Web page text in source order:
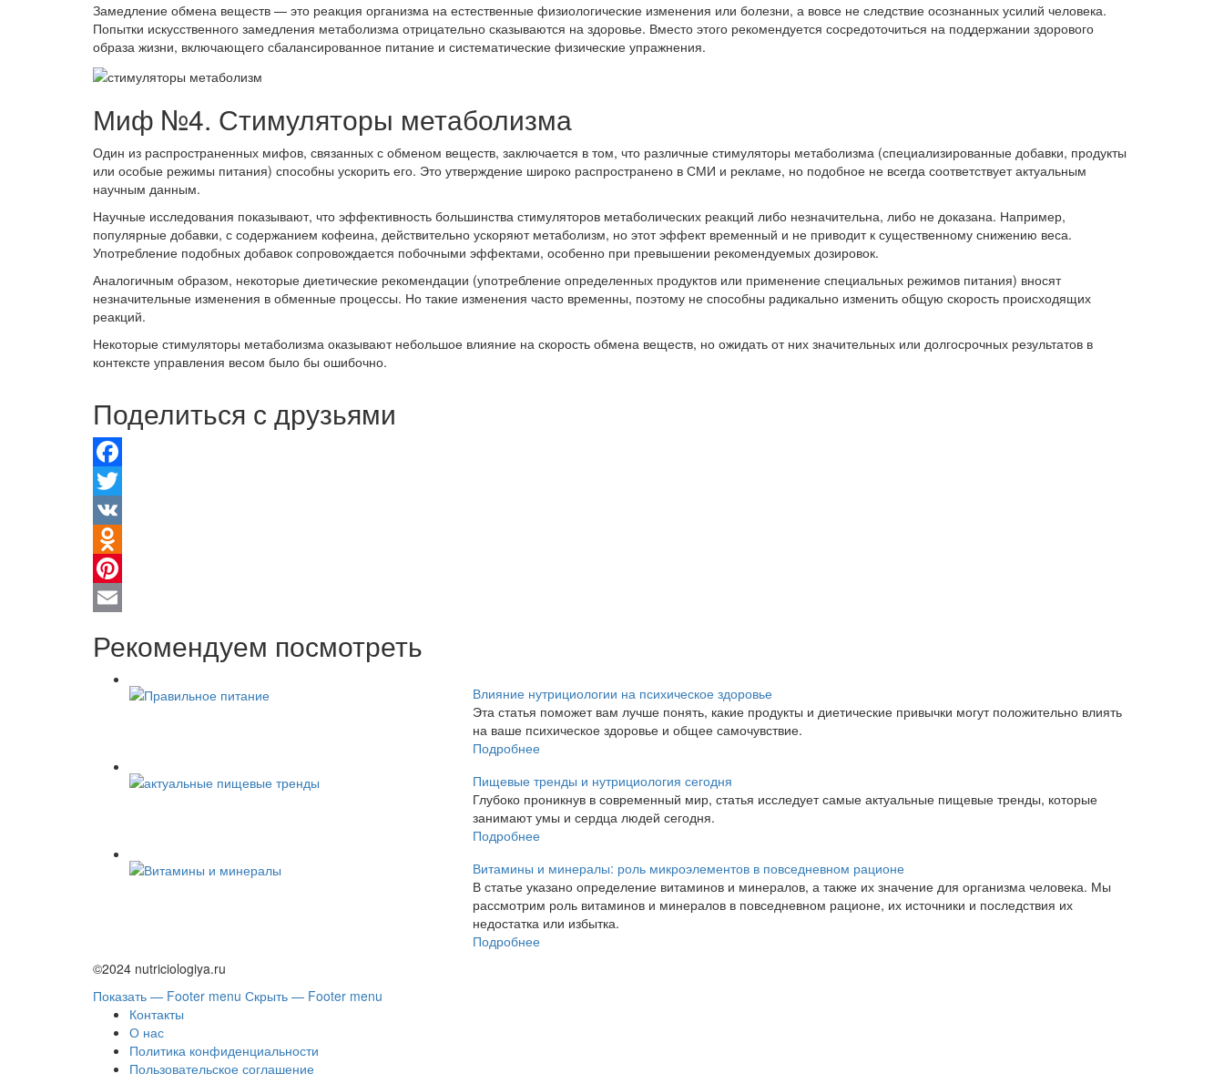
Замедление обмена веществ — это реакция организма на естественные физиологические изменения или болезни, а вовсе не следствие осознанных усилий человека.
Попытки искусственного замедления метаболизма отрицательно сказываются на здоровье. Вместо этого рекомендуется сосредоточиться на поддержании здорового
образа жизни, включающего сбалансированное питание и систематические физические упражнения.
Миф №4. Стимуляторы метаболизма
Один из распространенных мифов, связанных с обменом веществ, заключается в том, что различные стимуляторы метаболизма (специализированные добавки, продукты
или особые режимы питания) способны ускорить его. Это утверждение широко распространено в СМИ и рекламе, но подобное не всегда соответствует актуальным
научным данным.
Научные исследования показывают, что эффективность большинства стимуляторов метаболических реакций либо незначительна, либо не доказана. Например,
популярные добавки, с содержанием кофеина, действительно ускоряют метаболизм, но этот эффект временный и не приводит к существенному снижению веса.
Употребление подобных добавок сопровождается побочными эффектами, особенно при превышении рекомендуемых дозировок.
Аналогичным образом, некоторые диетические рекомендации (употребление определенных продуктов или применение специальных режимов питания) вносят
незначительные изменения в обменные процессы. Но такие изменения часто временны, поэтому не способны радикально изменить общую скорость происходящих
реакций.
Некоторые стимуляторы метаболизма оказывают небольшое влияние на скорость обмена веществ, но ожидать от них значительных или долгосрочных результатов в
контексте управления весом было бы ошибочно.
Поделиться с друзьями
Facebook
Twitter
VK
Odnoklassniki
Pinterest
Рекомендуем посмотреть
Влияние нутрициологии на психическое здоровье
Эта статья поможет вам лучше понять, какие продукты и диетические привычки могут положительно влиять
на ваше психическое здоровье и общее самочувствие.
Подробнее
Пищевые тренды и нутрициология сегодня
Глубоко проникнув в современный мир, статья исследует самые актуальные пищевые тренды, которые
занимают умы и сердца людей сегодня.
Подробнее
Витамины и минералы: роль микроэлементов в повседневном рационе
В статье указано определение витаминов и минералов, а также их значение для организма человека. Мы
рассмотрим роль витаминов и минералов в повседневном рационе, их источники и последствия их
недостатка или избытка.
Подробнее
©2024 nutriciologiya.ru
Показать — Footer menu Скрыть — Footer menu
Контакты
О нас
Политика конфиденциальности
Пользовательское соглашение